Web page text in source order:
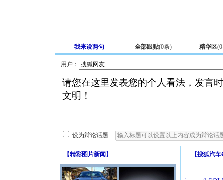
我来说两句 全部跟贴(0条) 精华区(0
用户：
设为辩论话题
【精彩图片新闻 】 【搜狐汽车